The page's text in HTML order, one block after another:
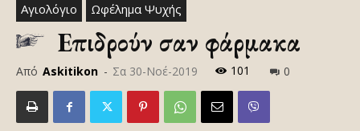
Αγιολόγιο Ωφέλημα Ψυχής
Επιδρούν σαν φάρμακα
Από Askitikon - Σα 30-Νοέ-2019 101 0